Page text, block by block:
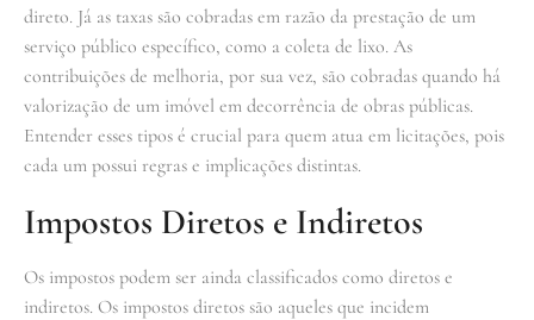
direto. Já as taxas são cobradas em razão da prestação de um
serviço público específico, como a coleta de lixo. As
contribuições de melhoria, por sua vez, são cobradas quando há
valorização de um imóvel em decorrência de obras públicas.
Entender esses tipos é crucial para quem atua em licitações, pois
cada um possui regras e implicações distintas.
Impostos Diretos e Indiretos
Os impostos podem ser ainda classificados como diretos e
indiretos. Os impostos diretos são aqueles que incidem